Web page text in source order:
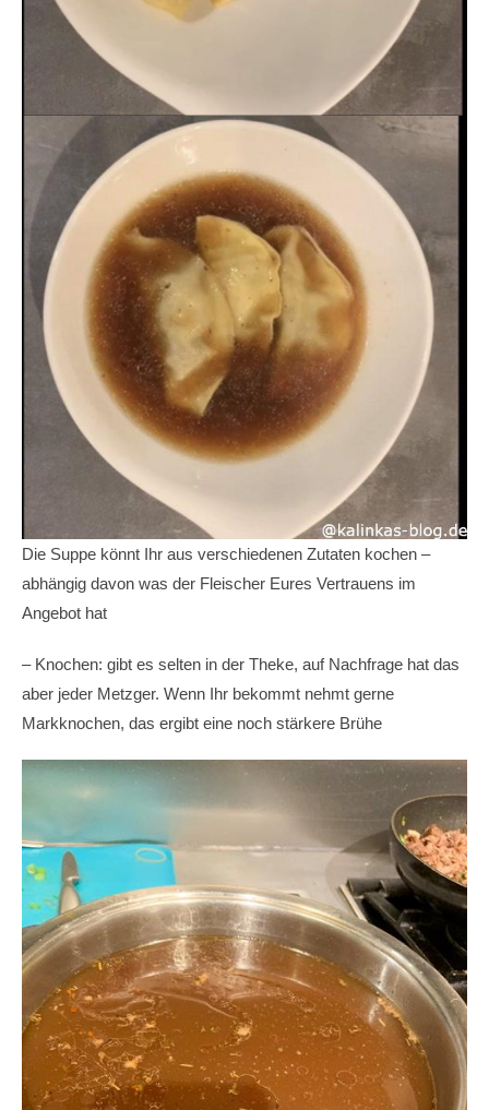
Die Suppe könnt Ihr aus verschiedenen Zutaten kochen –
abhängig davon was der Fleischer Eures Vertrauens im
Angebot hat
– Knochen: gibt es selten in der Theke, auf Nachfrage hat das
aber jeder Metzger. Wenn Ihr bekommt nehmt gerne
Markknochen, das ergibt eine noch stärkere Brühe